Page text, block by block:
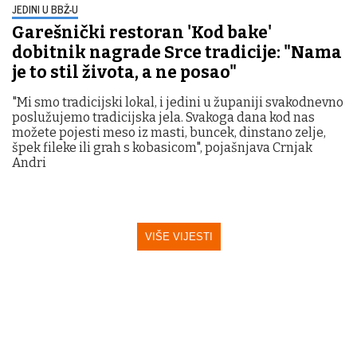
JEDINI U BBŽ-U
Garešnički restoran 'Kod bake'
dobitnik nagrade Srce tradicije: "Nama
je to stil života, a ne posao"
"Mi smo tradicijski lokal, i jedini u županiji svakodnevno
poslužujemo tradicijska jela. Svakoga dana kod nas
možete pojesti meso iz masti, buncek, dinstano zelje,
špek fileke ili grah s kobasicom", pojašnjava Crnjak
Andri
VIŠE VIJESTI